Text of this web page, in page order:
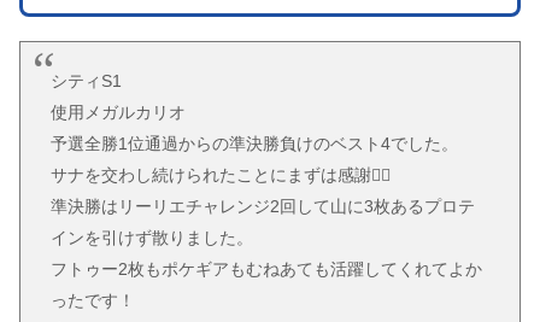
シティS1
使用メガルカリオ
予選全勝1位通過からの準決勝負けのベスト4でした。
サナを交わし続けられたことにまずは感謝🙇‍♂️
準決勝はリーリエチャレンジ2回して山に3枚あるプロテ
インを引けず散りました。
フトゥー2枚もポケギアもむねあても活躍してくれてよか
ったです！